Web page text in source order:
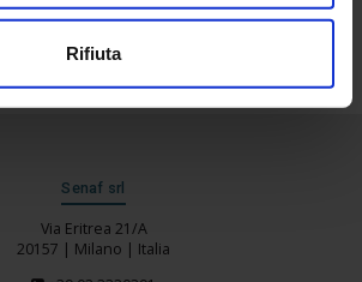
Rifiuta
Senaf srl
Via Eritrea 21/A
20157 | Milano | Italia